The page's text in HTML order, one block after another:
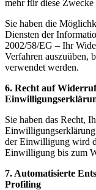
mehr für diese Zwecke
Sie haben die
Diensten der
2002/58/EG – Ihr
Verfahren auszuüben,
verwendet werden.
6. Recht auf
Sie haben das Recht,
der Einwilligung wird
Einwilligung bis zum
7. Automatisierte
Profiling